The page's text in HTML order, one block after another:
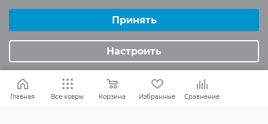
материалов сайта без письменного разрешения
запрещено.
Главная Все ковры Корзина Избранные Сравнение
Аналитические/Функциональные
Принять
Настроить